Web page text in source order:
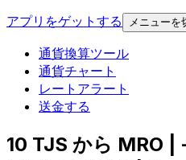
アプリをゲットする
メニューを
通貨換算ツール
通貨チャート
レートアラート
送金する
10 TJS から MRO |